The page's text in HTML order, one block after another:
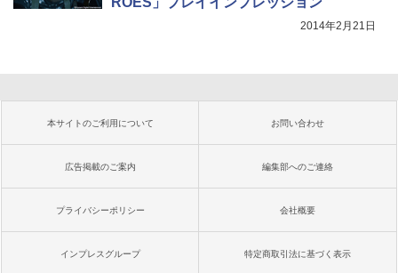
2014年2月21日
本サイトのご利用について お問い合わせ
広告掲載のご案内 編集部へのご連絡
プライバシーポリシー 会社概要
インプレスグループ 特定商取引法に基づく表示